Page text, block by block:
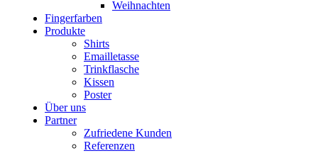
Weihnachten
Fingerfarben
Produkte
Shirts
Emailletasse
Trinkflasche
Kissen
Poster
Über uns
Partner
Zufriedene Kunden
Referenzen